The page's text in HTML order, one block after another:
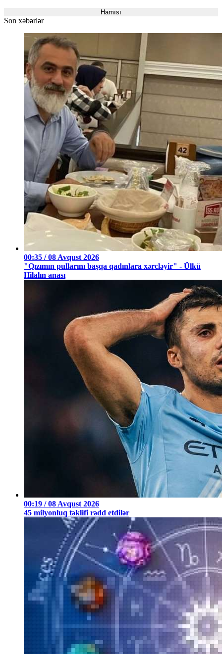
Hamısı
Son xəbərlər
00:35 / 08 Avqust 2026
"Qızımın pullarını başqa qadınlara xərcləyir" - Ülkü
Hilalın anası
00:19 / 08 Avqust 2026
45 milyonluq təklifi rədd etdilər